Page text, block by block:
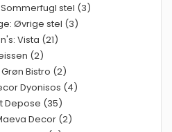
stel (3)
Øvrige stel (3)
Vista (21)
(2)
Bistro (2)
Dyonisos (4)
Depose (35)
Decor (2)